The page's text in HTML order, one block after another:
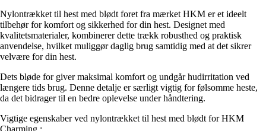
Nylontrækket til hest med blødt foret fra mærket HKM er et ideelt
tilbehør for komfort og sikkerhed for din hest. Designet med
kvalitetsmaterialer, kombinerer dette trækk robusthed og praktisk
anvendelse, hvilket muliggør daglig brug samtidig med at det sikrer
velvære for din hest.
Dets bløde for giver maksimal komfort og undgår hudirritation ved
længere tids brug. Denne detalje er særligt vigtig for følsomme heste,
da det bidrager til en bedre oplevelse under håndtering.
Vigtige egenskaber ved nylontrækket til hest med blødt for HKM